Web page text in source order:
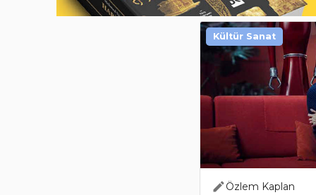
Özlem Kaplan
Kültür Sanat